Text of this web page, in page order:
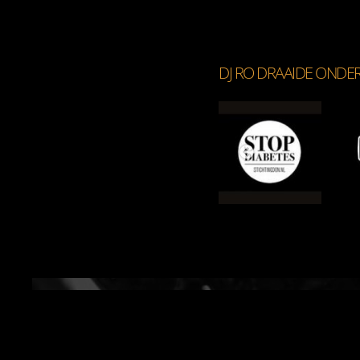
DJ RO DRAAIDE